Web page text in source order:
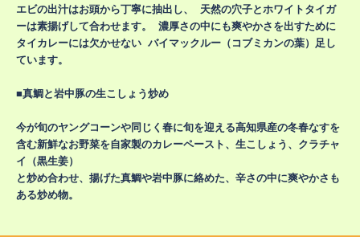
エビの出汁はお頭から丁寧に抽出し、 天然の穴子とホワイトタイガ
ーは素揚げして合わせます。 濃厚さの中にも爽やかさを出すために
タイカレーには欠かせない バイマックルー（コブミカンの葉）足し
ています。
■真鯛と岩中豚の生こしょう炒め
今が旬のヤングコーンや同じく春に旬を迎える高知県産の冬春なすを
含む新鮮なお野菜を自家製のカレーペースト、生こしょう、クラチャ
イ（黒生姜）
と炒め合わせ、揚げた真鯛や岩中豚に絡めた、辛さの中に爽やかさも
ある炒め物。